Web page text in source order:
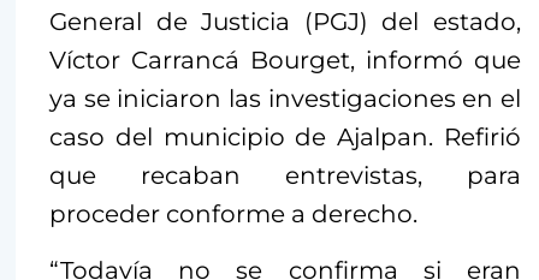
General de Justicia (PGJ) del estado,
Víctor Carrancá Bourget, informó que
ya se iniciaron las investigaciones en el
caso del municipio de Ajalpan. Refirió
que recaban entrevistas, para
proceder conforme a derecho.
“Todavía no se confirma si eran